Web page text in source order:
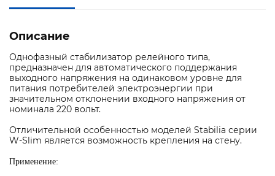
Описание
Однофазный стабилизатор релейного типа,
предназначен для автоматического поддержания
выходного напряжения на одинаковом уровне для
питания потребителей электроэнергии при
значительном отклонении входного напряжения от
номинала 220 вольт.
Отличительной особенностью моделей Stabilia серии
W-Slim является возможность крепления на стену.
Применение: